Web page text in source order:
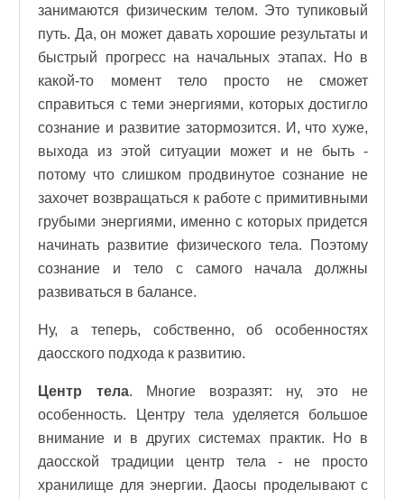
занимаются физическим телом. Это тупиковый
путь. Да, он может давать хорошие результаты и
быстрый прогресс на начальных этапах. Но в
какой-то момент тело просто не сможет
справиться с теми энергиями, которых достигло
сознание и развитие затормозится. И, что хуже,
выхода из этой ситуации может и не быть -
потому что слишком продвинутое сознание не
захочет возвращаться к работе с примитивными
грубыми энергиями, именно с которых придется
начинать развитие физического тела. Поэтому
сознание и тело с самого начала должны
развиваться в балансе.
Ну, а теперь, собственно, об особенностях
даосского подхода к развитию.
Центр тела. Многие возразят: ну, это не
особенность. Центру тела уделяется большое
внимание и в других системах практик. Но в
даосской традиции центр тела - не просто
хранилище для энергии. Даосы проделывают с